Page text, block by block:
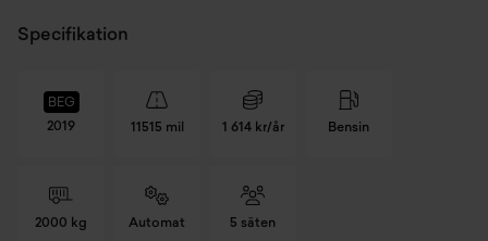
Specifikation
BEG
2019
11515 mil 1 614 kr/år Bensin
2000 kg Automat 5 säten